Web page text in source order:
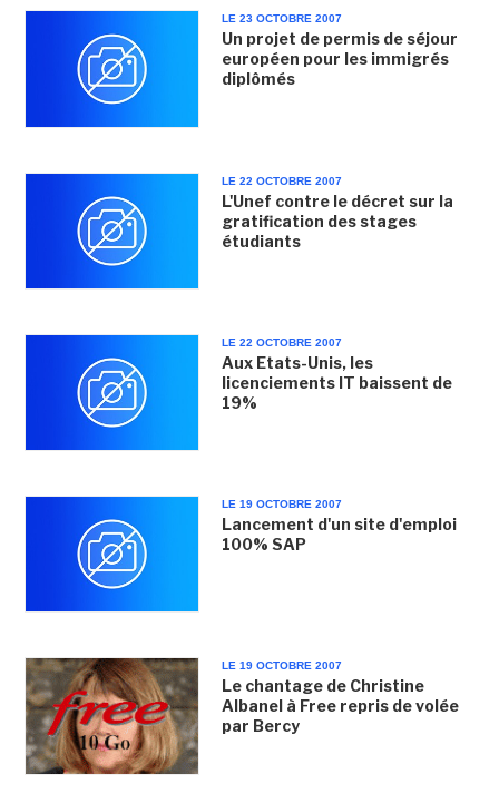
LE 23 OCTOBRE 2007
Un projet de permis de séjour
européen pour les immigrés
diplômés
LE 22 OCTOBRE 2007
L'Unef contre le décret sur la
gratification des stages
étudiants
LE 22 OCTOBRE 2007
Aux Etats-Unis, les
licenciements IT baissent de
19%
LE 19 OCTOBRE 2007
Lancement d'un site d'emploi
100% SAP
LE 19 OCTOBRE 2007
Le chantage de Christine
Albanel à Free repris de volée
par Bercy